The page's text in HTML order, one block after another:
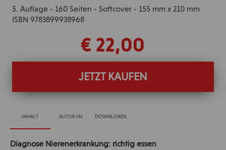
5. Auflage - 160 Seiten - Softcover - 155 mm x 210 mm
ISBN 9783899938968
€ 22,00
JETZT KAUFEN
INHALT AUTOR/IN DOWNLOADS
Diagnose Nierenerkrankung: richtig essen